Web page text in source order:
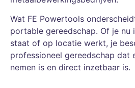
Wat FE Powertools
portable gereedschap. Of je nu
staat of op locatie werkt, je
professioneel gereedschap dat
nemen is en direct inzetbaar is.